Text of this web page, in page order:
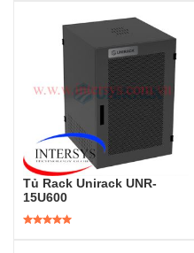
Tủ Rack Unirack UNR-
15U600